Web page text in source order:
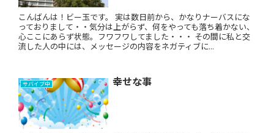
こんばんは！ビー玉です。 実は数日前から、かなりナーバスにな
っておりまして・・気分は上がらず、何をやっても落ち着かない、
心ここにあらず状態。フワフワしてました・・・ その間に私と交
流した人の中には、メッセージの内容をネガティブに...
サバイブ中 幸せな事